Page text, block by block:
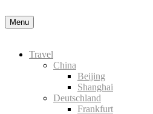
Menu
Travel
China
Beijing
Shanghai
Deutschland
Frankfurt